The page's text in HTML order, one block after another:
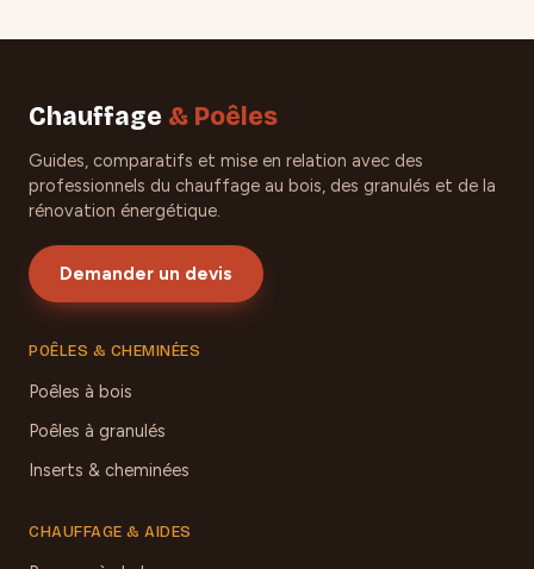
Chauffage & Poêles
Guides, comparatifs et mise en relation avec des
professionnels du chauffage au bois, des granulés et de la
rénovation énergétique.
Demander un devis
POÊLES & CHEMINÉES
Poêles à bois
Poêles à granulés
Inserts & cheminées
CHAUFFAGE & AIDES